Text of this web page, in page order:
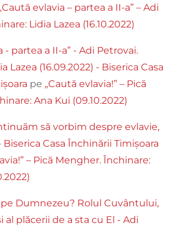
evlavia – partea a II-a” – Adi
Lidia Lazea (16.10.2022)
- partea a II-a” - Adi Petrovai.
Lazea (16.09.2022) - Biserica Casa
pe „Caută evlavia!” – Pică
Ana Kui (09.10.2022)
să vorbim despre evlavie,
Casa Închinării Timișoara
– Pică Mengher. Închinare:
Dumnezeu? Rolul Cuvântului,
al plăcerii de a sta cu El - Adi